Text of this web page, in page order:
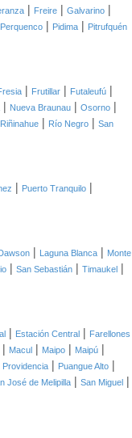
| Freire | Galvarino |
Perquenco | Pidima | Pitrufquén
| Frutillar | Futaleufú |
| Nueva Braunau | Osorno |
Riñinahue | Río Negro | San
| Puerto Tranquilo |
| Laguna Blanca | Monte
| San Sebastián | Timaukel |
| Estación Central | Farellones
| Macul | Maipo | Maipú |
Providencia | Puangue Alto |
José de Melipilla | San Miguel |